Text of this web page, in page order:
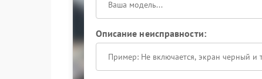
Описание неисправности: